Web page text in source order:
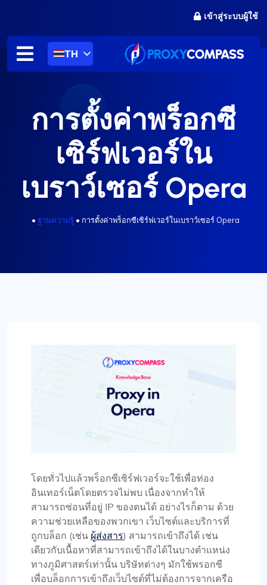
เนื้อหา
เข้าสู่ระบบผู้ใช้
TH
การตั้งค่าพร็อกซี
เซิร์ฟเวอร์ใน
เบราว์เซอร์ Opera
• ฐานความรู้• การตั้งค่าพร็อกซีเซิร์ฟเวอร์ในเบราว์เซอร์ Opera
โดยทั่วไปแล้วพร็อกซีเซิร์ฟเวอร์จะใช้เพื่อท่อง
อินเทอร์เน็ตโดยตรวจไม่พบ เนื่องจากทำให้
สามารถซ่อนที่อยู่ IP ของตนได้ อย่างไรก็ตาม ด้วย
ความช่วยเหลือของพวกเขา เว็บไซต์และบริการที่
ถูกบล็อก (เช่น ผู้ส่งสาร) สามารถเข้าถึงได้ เช่น
เดียวกับเนื้อหาที่สามารถเข้าถึงได้ในบางตำแหน่ง
ทางภูมิศาสตร์เท่านั้น บริษัทต่างๆ มักใช้พรอกซี
เพื่อบล็อกการเข้าถึงเว็บไซต์ที่ไม่ต้องการจากเครือ